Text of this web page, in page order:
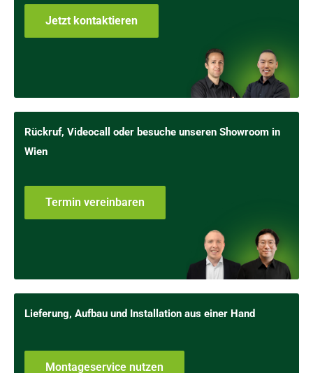
Jetzt kontaktieren
Rückruf, Videocall oder besuche unseren Showroom in
Wien
Termin vereinbaren
Lieferung, Aufbau und Installation aus einer Hand
Montageservice nutzen